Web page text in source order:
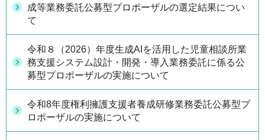
成等業務委託公募型プロポーザルの選定結果につい
て
令和８（2026）年度生成AIを活用した児童相談所業
務支援システム設計・開発・導入業務委託に係る公
募型プロポーザルの実施について
令和8年度権利擁護支援者養成研修業務委託公募型プ
ロポーザルの実施について